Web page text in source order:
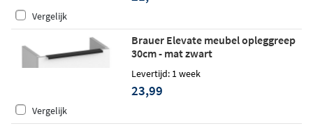
Vergelijk
Brauer Elevate meubel opleggreep
30cm - mat zwart
Levertijd: 1 week
23,99
Vergelijk